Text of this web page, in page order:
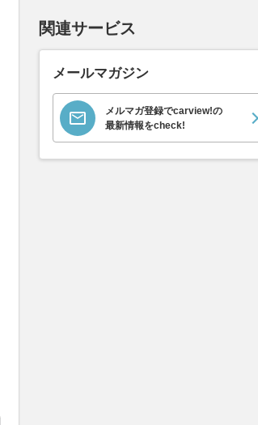
関連サービス
メールマガジン
メルマガ登録でcarview!の
最新情報をcheck!